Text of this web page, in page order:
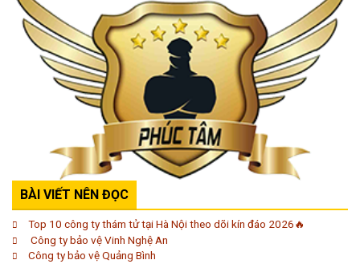
BÀI VIẾT NÊN ĐỌC
Top 10 công ty thám tử tại Hà Nội theo dõi kín đáo 2026🔥
Công ty bảo vệ Vinh Nghệ An
Công ty bảo vệ Quảng Bình